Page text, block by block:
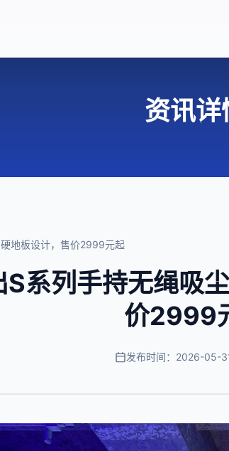
资讯详
地板设计，售价2999元起
S系列手持无绳吸
价2999
发布时间：2026-05-